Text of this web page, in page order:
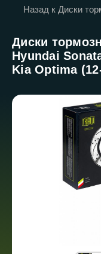
Назад к Диски
Диски
Hyundai
Kia Optima